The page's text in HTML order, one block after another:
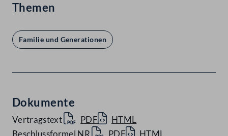
Themen
Familie und Generationen
Dokumente
Vertragstext PDF
HTML
Beschlussformel NR
PDF
HTML